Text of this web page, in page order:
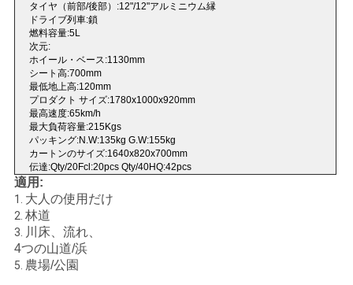
求
し
な
さ
タイヤ（前部/後部）:12"/12"アルミニウム縁
ドライブ列車:鎖
燃料容量:5L
次元:
ホイール・ベース:1130mm
シート高:700mm
最低地上高:120mm
プロダクト サイズ:1780x1000x920mm
最高速度:65km/h
最大負荷容量:215Kgs
パッキング:N.W:135kg G.W:155kg
カートンのサイズ:1640x820x700mm
伝達:Qty/20Fcl:20pcs Qty/40HQ:42pcs
適用:
1. 大人の使用だけ
2. 林道
3. 川床、流れ、
4つの山道/浜
5. 農場/公園